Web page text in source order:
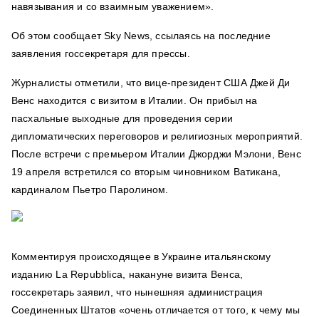
навязывания и со взаимным уважением».
Об этом сообщает Sky News, ссылаясь на последние
заявления госсекретаря для прессы.
Журналисты отметили, что вице-президент США Джей Ди
Венс находится с визитом в Италии. Он прибыл на
пасхальные выходные для проведения серии
дипломатических переговоров и религиозных мероприятий.
После встречи с премьером Италии Джорджи Мэлони, Венс
19 апреля встретился со вторым чиновником Ватикана,
кардиналом Пьетро Паролином.
Комментируя происходящее в Украине итальянскому
изданию La Repubblica, накануне визита Венса,
госсекретарь заявил, что нынешняя администрация
Соединенных Штатов «очень отличается от того, к чему мы